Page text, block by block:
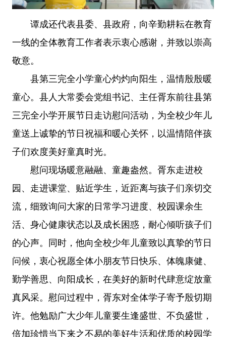
谭成还代表县委、县政府，向辛勤耕耘在教育
一线的全体教育工作者表示衷心感谢，并致以崇高
敬意。
县第三完全小学童心灼灼向阳生，温情殷殷暖
童心。县人大常委会党组书记、主任胥东前往县第
三完全小学开展节日走访慰问活动，为全校少年儿
童送上诚挚的节日祝福和暖心关怀，以温情陪伴孩
子们欢度美好童真时光。
慰问现场暖意融融、童趣盎然。胥东走进校
园、走进课堂、贴近学生，近距离与孩子们亲切交
流，细致询问大家的日常学习进度、校园课余生
活、身心健康状态以及成长困惑，耐心倾听孩子们
的心声。同时，他向全校少年儿童致以真挚的节日
问候，衷心祝愿全体小朋友节日快乐、体魄康健、
勤学善思、向阳成长，在美好的新时代肆意绽放童
真风采。慰问过程中，胥东对全体学子寄予殷切期
许。他勉励广大少年儿童要生逢盛世、不负盛世，
倍加珍惜当下来之不易的美好生活和优质的校园学